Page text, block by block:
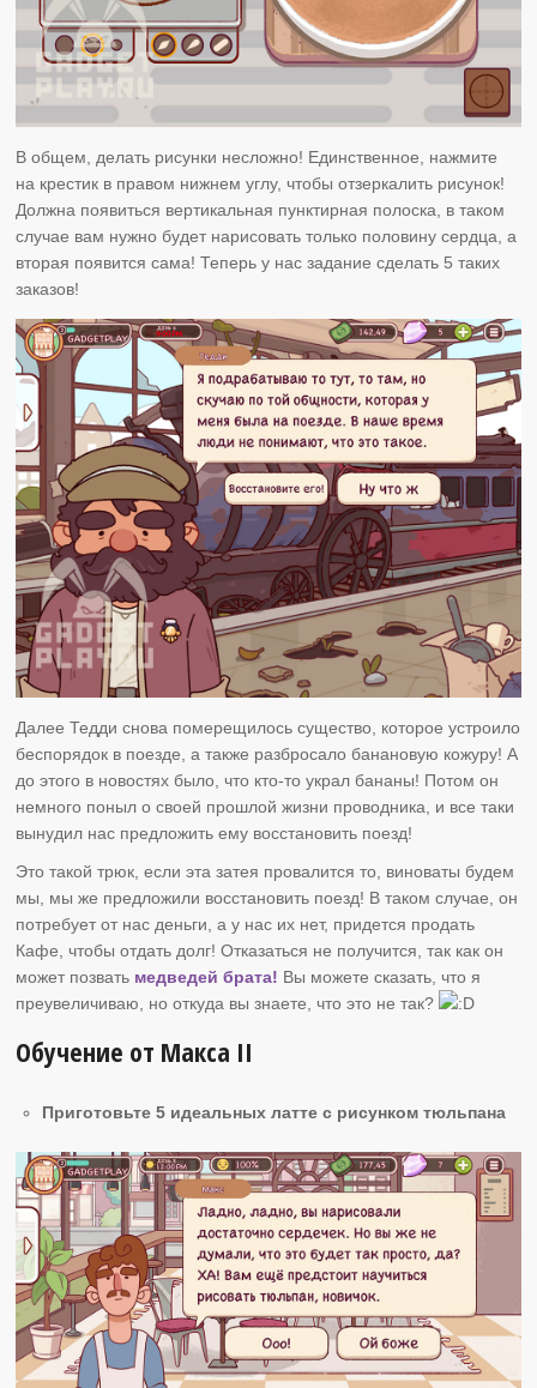
В общем, делать рисунки несложно! Единственное, нажмите
на крестик в правом нижнем углу, чтобы отзеркалить рисунок!
Должна появиться вертикальная пунктирная полоска, в таком
случае вам нужно будет нарисовать только половину сердца, а
вторая появится сама! Теперь у нас задание сделать 5 таких
заказов!
Далее Тедди снова померещилось существо, которое устроило
беспорядок в поезде, а также разбросало банановую кожуру! А
до этого в новостях было, что кто-то украл бананы! Потом он
немного поныл о своей прошлой жизни проводника, и все таки
вынудил нас предложить ему восстановить поезд!
Это такой трюк, если эта затея провалится то, виноваты будем
мы, мы же предложили восстановить поезд! В таком случае, он
потребует от нас деньги, а у нас их нет, придется продать
Кафе, чтобы отдать долг! Отказаться не получится, так как он
может позвать медведей брата! Вы можете сказать, что я
преувеличиваю, но откуда вы знаете, что это не так?
Обучение от Макса II
Приготовьте 5 идеальных латте с рисунком тюльпана